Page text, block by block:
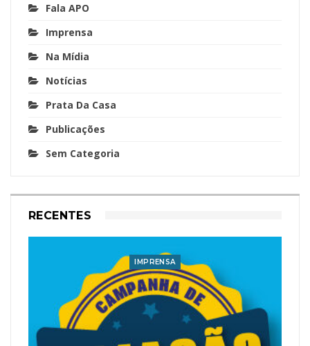
Fala APO
Imprensa
Na Mídia
Notícias
Prata Da Casa
Publicações
Sem Categoria
RECENTES
IMPRENSA